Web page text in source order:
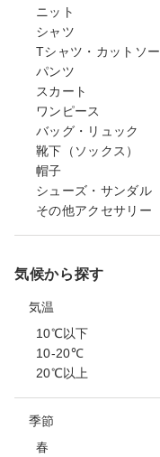
ニット
シャツ
Tシャツ・カットソー
パンツ
スカート
ワンピース
バッグ・リュック
靴下（ソックス）
帽子
シューズ・サンダル
その他アクセサリー
気候から探す
気温
10℃以下
10-20℃
20℃以上
季節
春